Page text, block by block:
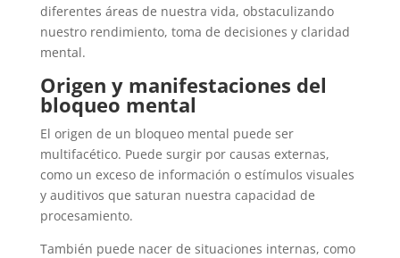
diferentes áreas de nuestra vida, obstaculizando
nuestro rendimiento, toma de decisiones y claridad
mental.
Origen y manifestaciones del
bloqueo mental
El origen de un bloqueo mental puede ser
multifacético. Puede surgir por causas externas,
como un exceso de información o estímulos visuales
y auditivos que saturan nuestra capacidad de
procesamiento.
También puede nacer de situaciones internas, como